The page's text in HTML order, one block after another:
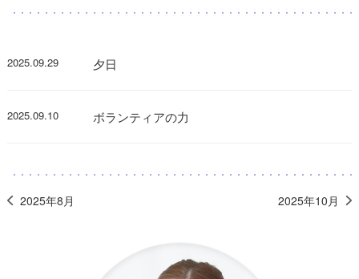
2025.09.29 夕日
2025.09.10 ボランティアの力
2025年8月 2025年10月